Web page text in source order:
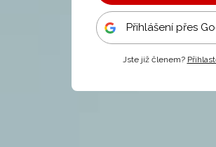
Přihlášení přes
Jste již členem?